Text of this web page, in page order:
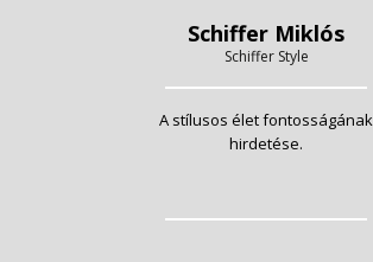
Schiffer Miklós
Schiffer Style
A stílusos élet fontosságának
hirdetése.